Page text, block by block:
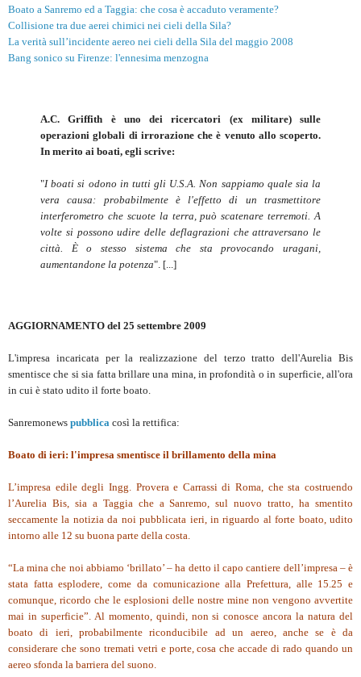
Boato a Sanremo ed a Taggia: che cosa è accaduto veramente?
Collisione tra due aerei chimici nei cieli della Sila?
La verità sull’incidente aereo nei cieli della Sila del maggio 2008
Bang sonico su Firenze: l'ennesima menzogna
A.C. Griffith è uno dei ricercatori (ex militare) sulle
operazioni globali di irrorazione che è venuto allo scoperto.
In merito ai boati, egli scrive:
"I boati si odono in tutti gli U.S.A. Non sappiamo quale sia la
vera causa: probabilmente è l'effetto di un trasmettitore
interferometro che scuote la terra, può scatenare terremoti. A
volte si possono udire delle deflagrazioni che attraversano le
città. È o stesso sistema che sta provocando uragani,
aumentandone la potenza". [...]
AGGIORNAMENTO del 25 settembre 2009
L'impresa incaricata per la realizzazione del terzo tratto dell'Aurelia Bis
smentisce che si sia fatta brillare una mina, in profondità o in superficie, all'ora
in cui è stato udito il forte boato.
Sanremonews pubblica così la rettifica:
Boato di ieri: l'impresa smentisce il brillamento della mina
L’impresa edile degli Ingg. Provera e Carrassi di Roma, che sta costruendo
l’Aurelia Bis, sia a Taggia che a Sanremo, sul nuovo tratto, ha smentito
seccamente la notizia da noi pubblicata ieri, in riguardo al forte boato, udito
intorno alle 12 su buona parte della costa.
“La mina che noi abbiamo ‘brillato’ – ha detto il capo cantiere dell’impresa – è
stata fatta esplodere, come da comunicazione alla Prefettura, alle 15.25 e
comunque, ricordo che le esplosioni delle nostre mine non vengono avvertite
mai in superficie”. Al momento, quindi, non si conosce ancora la natura del
boato di ieri, probabilmente riconducibile ad un aereo, anche se è da
considerare che sono tremati vetri e porte, cosa che accade di rado quando un
aereo sfonda la barriera del suono.